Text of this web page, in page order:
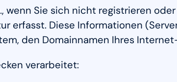
wenn Sie sich nicht registrieren
erfasst. Diese Informationen
den Domainnamen Ihres
verarbeitet: